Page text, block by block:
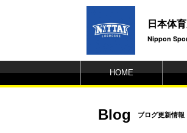
日本体
Nippon
HOME
Blog ブログ更新情報